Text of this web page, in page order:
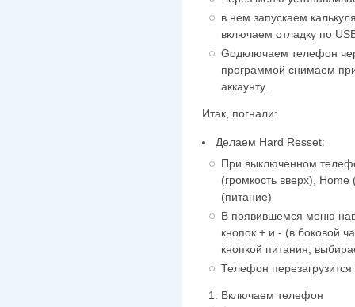
в нем запускаем
включаем отладку по
Gодключаем телефон
программой снимаем
аккаунту.
Итак, погнали:
Делаем Hard Resset:
При выключенном
(громкость вверх),
(питание)
В появившемся меню
кнопок + и - (в боковой
кнопкой питания,
Телефон перезагрузится
Включаем телефон